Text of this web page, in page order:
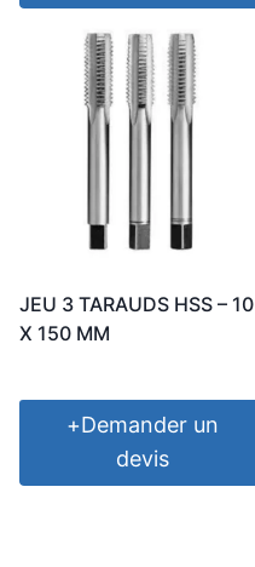
JEU 3 TARAUDS HSS – 10
X 150 MM
+Demander un
devis